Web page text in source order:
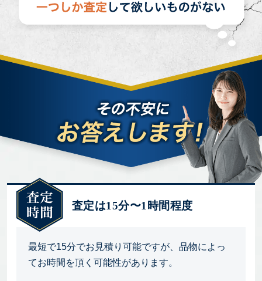
査定は15分〜1時間程度
最短で15分でお見積り可能ですが、品物によっ
てお時間を頂く可能性があります。